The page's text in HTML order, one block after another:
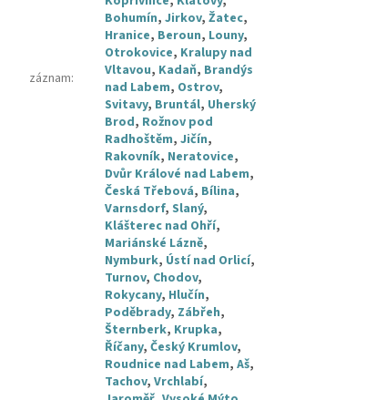
záznam:
Bohumín,Jirkov,Žatec,
Hranice, Beroun, Louny,
Otrokovice, Kralupy nad
Vltavou, Kadaň, Brandýs
nad Labem, Ostrov,
Svitavy, Bruntál, Uherský
Brod, Rožnov pod
Radhoštěm,Jičín,
Rakovník, Neratovice,
Dvůr Králové nad Labem,
Česká Třebová, Bílina,
Varnsdorf,Slaný,
Klášterec nad Ohří,
Mariánské Lázně,
Nymburk, Ústí nad Orlicí,
Turnov, Chodov,
Rokycany, Hlučín,
Poděbrady, Zábřeh,
Šternberk, Krupka,
Říčany,Český Krumlov,
Roudnice nad Labem,Aš,
Tachov,Vrchlabí,